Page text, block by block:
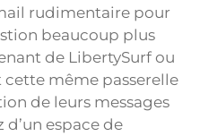
rudimentaire pour
beaucoup plus
de LibertySurf ou
même passerelle
de leurs messages
espace de